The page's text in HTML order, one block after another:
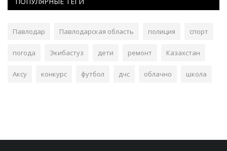
Павлодар Павлодарская область полиция спорт
погода Экибастуз дети ремонт Казахстан
Аксу конкурс футбол дчс облачно школа